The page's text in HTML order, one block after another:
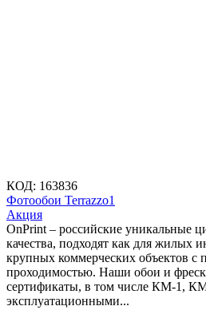
КОД: 163836
Фотообои Terrazzo1
Aкция
OnPrint – российские уникальные
качества, подходят как для жилых
крупных коммерческих объектов с
проходимостью. Наши обои и
сертификаты, в том числе КМ-1,
эксплуатационными...